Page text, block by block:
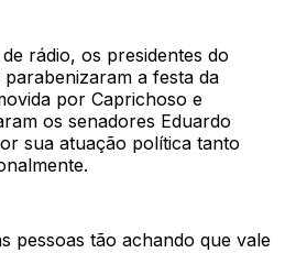
rádio, os presidentes do
parabenizaram a festa da
por Caprichoso e
os senadores Eduardo
sua atuação política tanto
pessoas tão achando que vale